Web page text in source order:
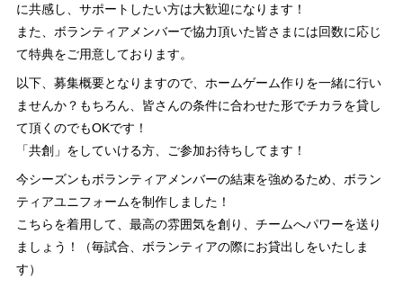
に共感し、サポートしたい方は大歓迎になります！
また、ボランティアメンバーで協力頂いた皆さまには回数に応じ
て特典をご用意しております。
以下、募集概要となりますので、ホームゲーム作りを一緒に行い
ませんか？もちろん、皆さんの条件に合わせた形でチカラを貸し
て頂くのでもOKです！
「共創」をしていける方、ご参加お待ちしてます！
今シーズンもボランティアメンバーの結束を強めるため、ボラン
ティアユニフォームを制作しました！
こちらを着用して、最高の雰囲気を創り、チームへパワーを送り
ましょう！（毎試合、ボランティアの際にお貸出しをいたしま
す）